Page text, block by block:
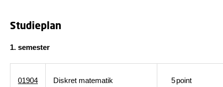
Studieplan
1. semester
01904 Diskret matematik 5point